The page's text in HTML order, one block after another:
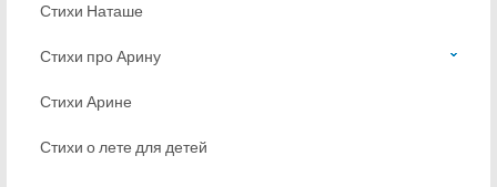
Стихи Наташе
Стихи про Арину
Стихи Арине
Стихи о лете для детей